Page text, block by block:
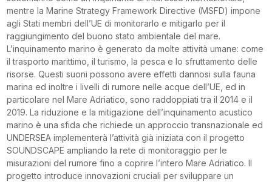
mentre la Marine Strategy Framework Directive (MSFD) impone
agli Stati membri dell’UE di monitorarlo e mitigarlo per il
raggiungimento del buono stato ambientale del mare.
L’inquinamento marino è generato da molte attività umane: come
il trasporto marittimo, il turismo, la pesca e lo sfruttamento delle
risorse. Questi suoni possono avere effetti dannosi sulla fauna
marina ed inoltre i livelli di rumore nelle acque dell’UE, ed in
particolare nel Mare Adriatico, sono raddoppiati tra il 2014 e il
2019. La riduzione e la mitigazione dell’inquinamento acustico
marino è una sfida che richiede un approccio transnazionale ed
UNDERSEA implementerà l’attività già iniziata con il progetto
SOUNDSCAPE ampliando la rete di monitoraggio per le
misurazioni del rumore fino a coprire l’intero Mare Adriatico. Il
progetto introduce innovazioni cruciali per sviluppare un